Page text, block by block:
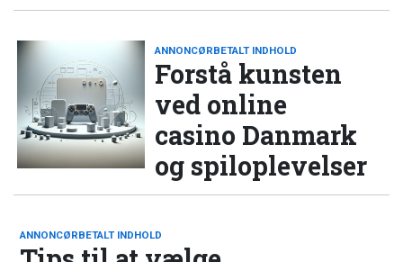
ANNONCØRBETALT INDHOLD
Forstå kunsten
ved online
casino Danmark
og spiloplevelser
ANNONCØRBETALT INDHOLD